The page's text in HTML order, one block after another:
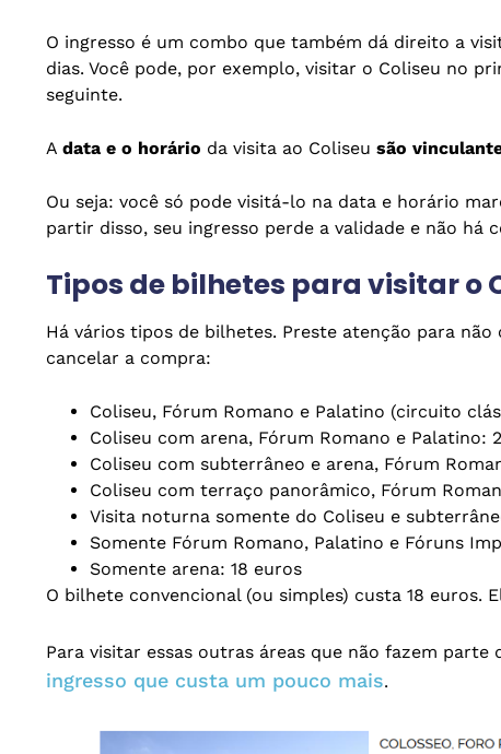
O ingresso é um combo que também dá direito a
dias. Você pode, por exemplo, visitar o Coliseu no
seguinte.
A data e o horário da visita ao Coliseu são
Ou seja: você só pode visitá-lo na data e horário
partir disso, seu ingresso perde a validade e não há
Tipos de bilhetes para visitar o
Há vários tipos de bilhetes. Preste atenção para
cancelar a compra:
Coliseu, Fórum Romano e Palatino (circuito
Coliseu com arena, Fórum Romano e Palatino:
Coliseu com subterrâneo e arena, Fórum
Coliseu com terraço panorâmico, Fórum
Visita noturna somente do Coliseu e
Somente Fórum Romano, Palatino e Fóruns
Somente arena: 18 euros
O bilhete convencional (ou simples) custa 18 euros.
Para visitar essas outras áreas que não fazem
ingresso que custa um pouco mais.